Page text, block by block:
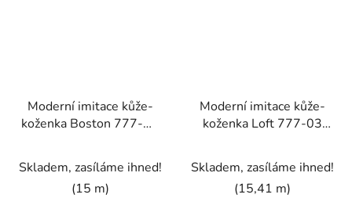
Moderní imitace kůže-
koženka Boston 777-36
PVC
Skladem, zasíláme ihned!
(15 m)
Moderní imitace kůže-
koženka Loft 777-03
Skladem, zasíláme ihned!
(15,41 m)